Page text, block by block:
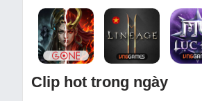
Clip hot trong ngày